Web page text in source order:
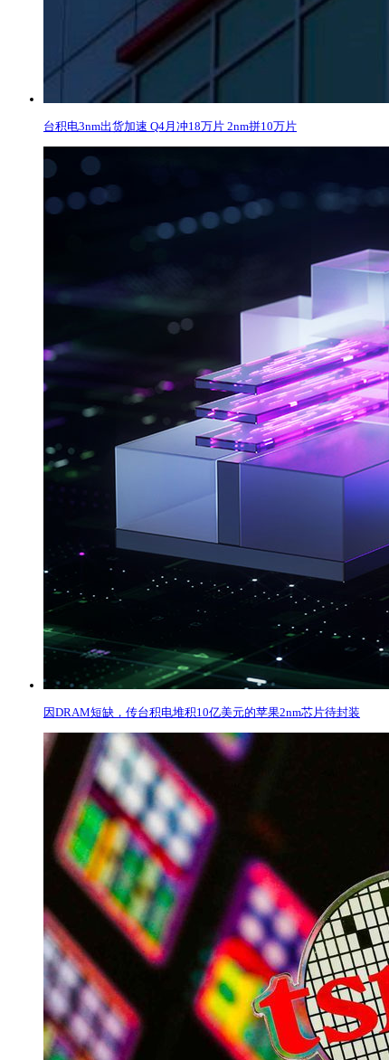
台积电3nm出货加速 Q4月冲18万片 2nm拼10万片
因DRAM短缺，传台积电堆积10亿美元的苹果2nm芯片待封装